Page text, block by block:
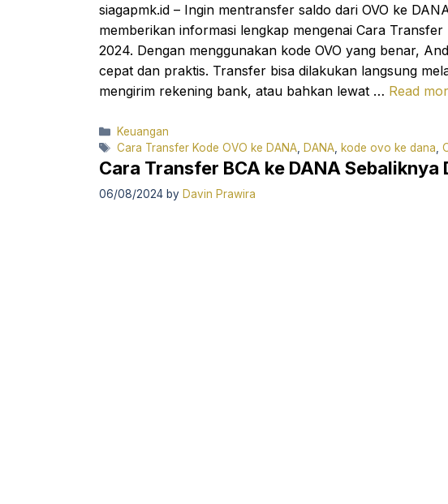
siagapmk.id – Ingin mentransfer saldo dari OVO ke
memberikan informasi lengkap mengenai Cara
2024. Dengan menggunakan kode OVO yang benar,
cepat dan praktis. Transfer bisa dilakukan langsung
mengirim rekening bank, atau bahkan lewat … Read
Categories
Keuangan
Tags
Cara Transfer Kode OVO ke DANA, DANA, kode ovo ke dana
Cara Transfer BCA ke DANA Sebaliknya
06/08/2024 by Davin Prawira